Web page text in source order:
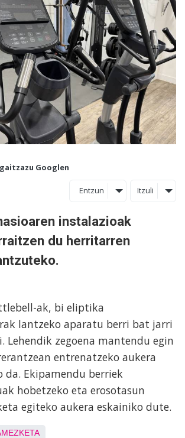
Googlen
Entzun Itzuli
instalazioak
du herritarren
ak, bi eliptika
lantzeko aparatu berri bat jarri
Lehendik zegoena mantendu egin
entrenatzeko aukera
da. Ekipamendu berriek
hobetzeko eta erosotasun
egiteko aukera eskainiko dute.